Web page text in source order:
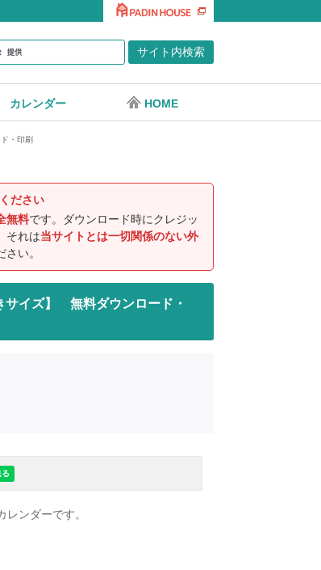
カレンダー HOME
・印刷
ださい
無料です。ダウンロード時にクレジッ
それは当サイトとは一切関係のない外
い。
イズ】 無料ダウンロード・
ンダーです。